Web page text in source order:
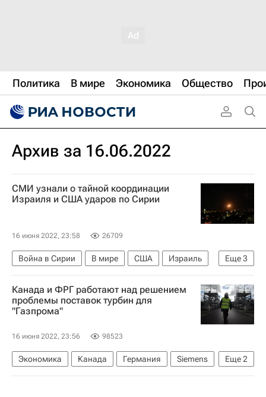
Политика В мире Экономика Общество
Архив за 16.06.2022
СМИ узнали о тайной координации
Израиля и США ударов по Сирии
16 июня 2022, 23:58 26709
Еще3
Война в Сирии В мире США
Израиль
Сирия
Министерство обороны США
Исламское государство*
Канада и ФРГ работают над решением
проблемы поставок турбин для
"Газпрома"
16 июня 2022, 23:56 98523
Еще2
Экономика Канада Германия
Siemens
Газпром
Северный поток